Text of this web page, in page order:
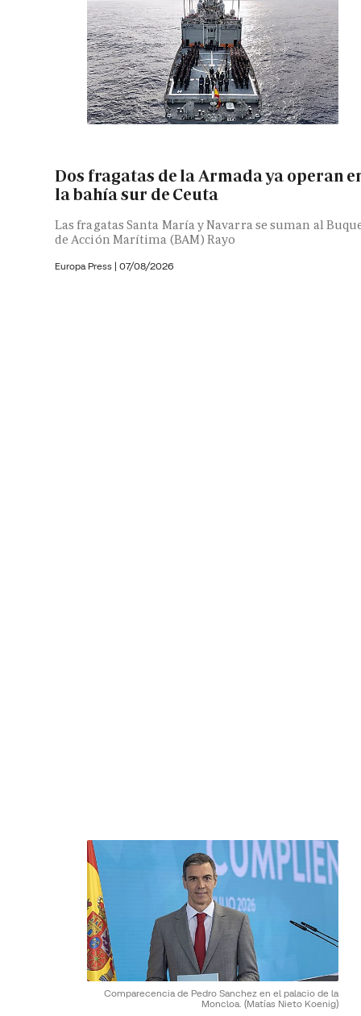
Dos fragatas de la Armada ya operan
la bahía sur de Ceuta
Las fragatas Santa María y Navarra se suman al
de Acción Marítima (BAM) Rayo
Europa Press | 07/08/2026
Comparecencia de Pedro Sanchez en el palacio de la
Moncloa. (Matías Nieto Koenig)